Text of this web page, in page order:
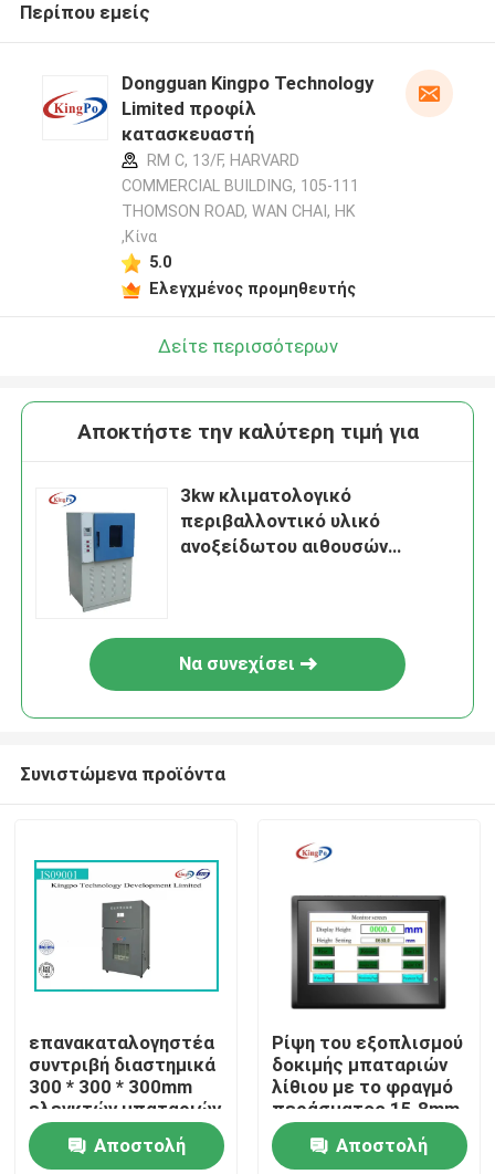
Προϊόντα
Περίπου εμείς
Περίπου εμείς
Dongguan Kingpo Technology
Limited προφίλ
κατασκευαστή
RM C, 13/F, HARVARD
COMMERCIAL BUILDING, 105-111
THOMSON ROAD, WAN CHAI, HK
,Κίνα
5.0
Ελεγχμένος προμηθευτής
Δείτε περισσότερων
Αποκτήστε την καλύτερη τιμή για
3kw κλιματολογικό
περιβαλλοντικό υλικό
ανοξείδωτου αιθουσών
Να συνεχίσει
Συνιστώμενα προϊόντα
επανακαταλογηστέα
συντριβή διαστημικά
300 * 300 * 300mm
ελεγκτών μπαταριών
380V 50Hz
Αποστολή
Ρίψη του εξοπλισμού
δοκιμής μπαταριών
λίθιου με το φραγμό
περάσματος 15.8mm
Αποστολή